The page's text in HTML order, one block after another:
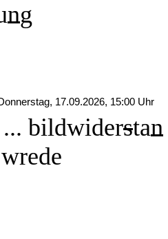
ng
17.09.2026, 15:00 Uhr
bildwiderstan